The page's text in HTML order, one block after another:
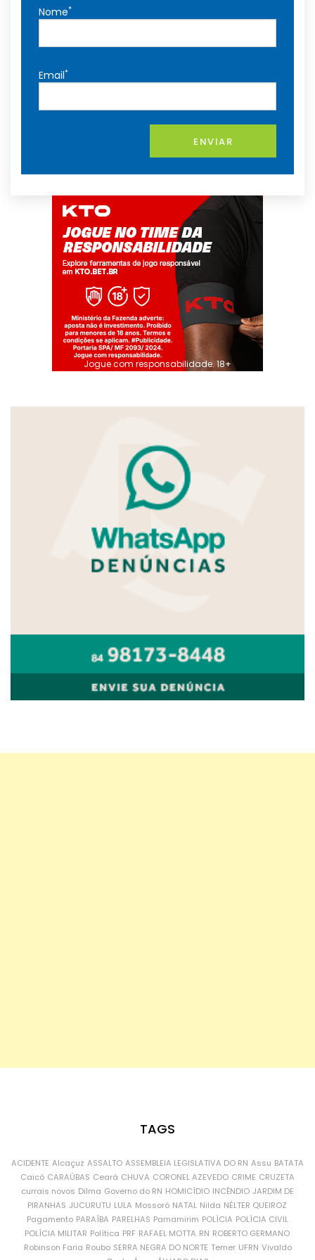
Nome*
Email*
ENVIAR
Jogue com responsabilidade. 18+
TAGS
ACIDENTE Alcaçuz ASSALTO ASSEMBLEIA LEGISLATIVA DO RN Assu BATATA
Caicó CARAÚBAS Ceará CHUVA CORONEL AZEVEDO CRIME CRUZETA
currais novos Dilma Governo do RN HOMICÍDIO INCÊNDIO JARDIM DE
PIRANHAS JUCURUTU LULA Mossoró NATAL Nilda NÉLTER QUEIROZ
Pagamento PARAÍBA PARELHAS Parnamirim POLÍCIA POLÍCIA CIVIL
POLÍCIA MILITAR Política PRF RAFAEL MOTTA RN ROBERTO GERMANO
Robinson Faria Roubo SERRA NEGRA DO NORTE Temer UFRN Vivaldo